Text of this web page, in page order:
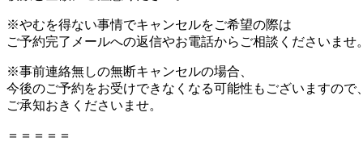
※やむを得ない事情でキャンセルをご希望の際は
ご予約完了メールへの返信やお電話からご相談くださいませ。
※事前連絡無しの無断キャンセルの場合、
今後のご予約をお受けできなくなる可能性もございますので、
ご承知おきくださいませ。
＝＝＝＝＝